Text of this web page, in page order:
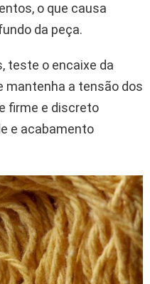
o que causa
da peça.
teste o encaixe da
mantenha a tensão dos
firme e discreto
e acabamento